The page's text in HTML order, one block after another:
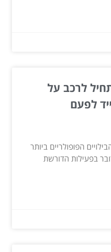
לרכב על
לפעם
הפופולריים ביותר
בפעילות הדורשת